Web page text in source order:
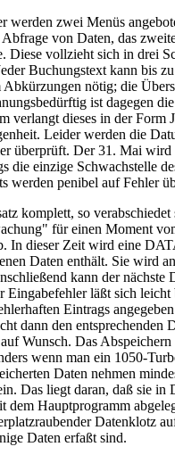
werden zwei Menüs
von Daten, das
Diese vollzieht sich in drei
Buchungstext kann bis
Abkürzungen nötig; die
ist dagegen
verlangt dieses in der Form
Leider werden die
überprüft. Der 31. Mai wird
die einzige Schwachstelle
werden penibel auf Fehler
komplett, so
für einen Moment
In dieser Zeit wird eine
Daten enthält. Sie wird
kann der nächste
Eingabefehler läßt sich leicht
Eintrags
dann den entsprechenden
Wunsch. Das
wenn man ein 1050-
Daten nehmen
Das liegt daran, daß sie in
dem Hauptprogramm
Datenklotz
Daten erfaßt sind.